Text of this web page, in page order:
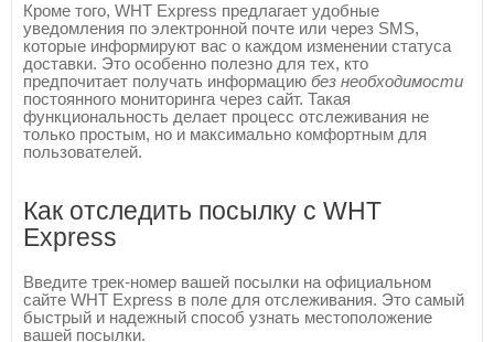
Кроме того, WHT Express предлагает удобные
уведомления по электронной почте или через SMS,
которые информируют вас о каждом изменении статуса
доставки. Это особенно полезно для тех, кто
предпочитает получать информацию без необходимости
постоянного мониторинга через сайт. Такая
функциональность делает процесс отслеживания не
только простым, но и максимально комфортным для
пользователей.
Как отследить посылку с WHT
Express
Введите трек-номер вашей посылки на официальном
сайте WHT Express в поле для отслеживания. Это самый
быстрый и надежный способ узнать местоположение
вашей посылки.